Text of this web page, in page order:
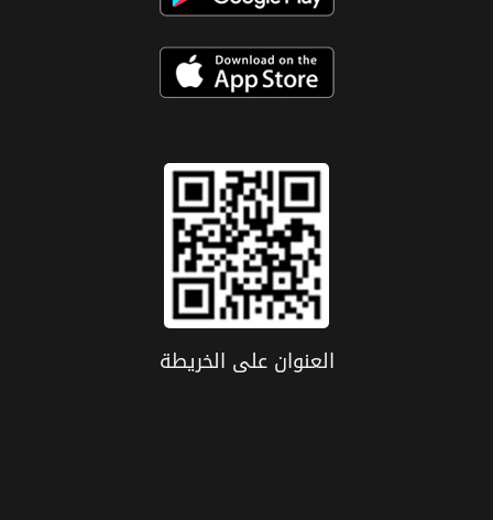
العنوان علی الخریطة